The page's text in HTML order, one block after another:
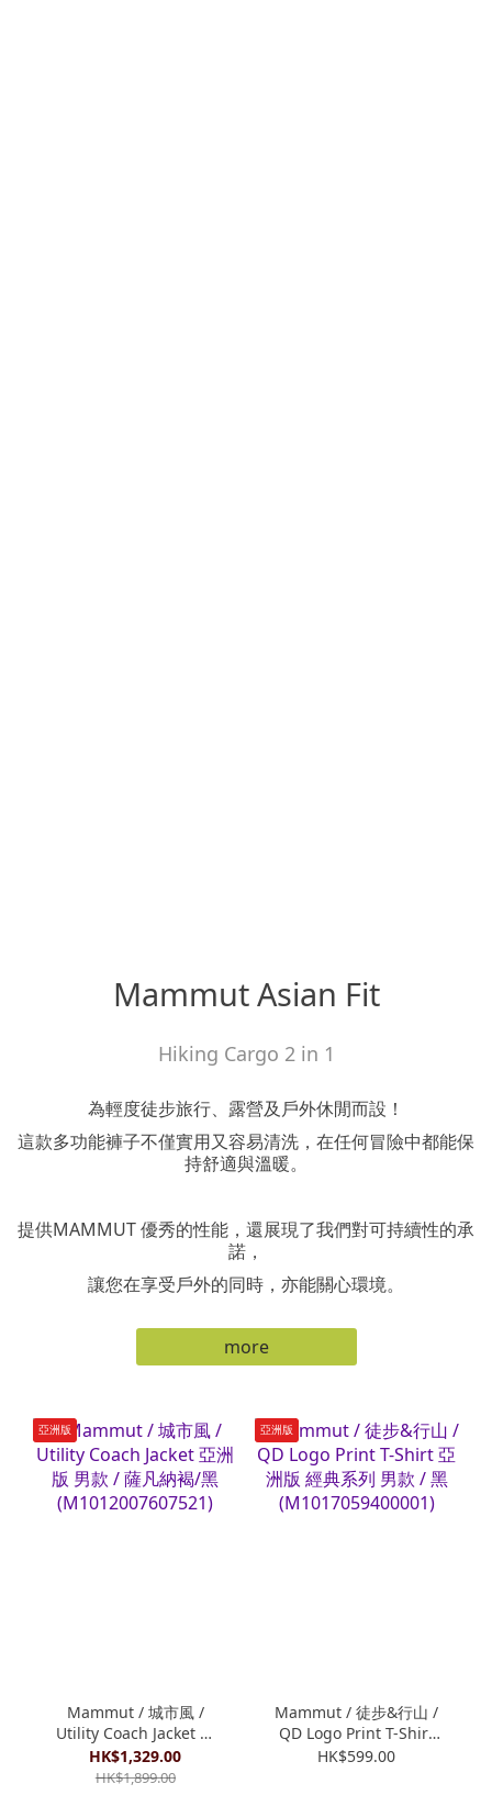
Mammut Asian Fit
Hiking Cargo 2 in 1
為輕度徒步旅行、露營及戶外休閒而設！
這款多功能褲子不僅實用又容易清洗，在任何冒險中都能保
持舒適與溫暖。
提供MAMMUT 優秀的性能，還展現了我們對可持續性的承
諾，
讓您在享受戶外的同時，亦能關心環境。
more
亞洲版
Mammut / 城市風 /
Utility Coach Jacket 亞
洲版 男款 / 薩凡納褐/黑
(M1012007607521)
HK$1,329.00
HK$1,899.00
亞洲版
Mammut / 徒步&行山 /
QD Logo Print T-Shirt
亞洲版 經典系列 男款 /
HK$599.00